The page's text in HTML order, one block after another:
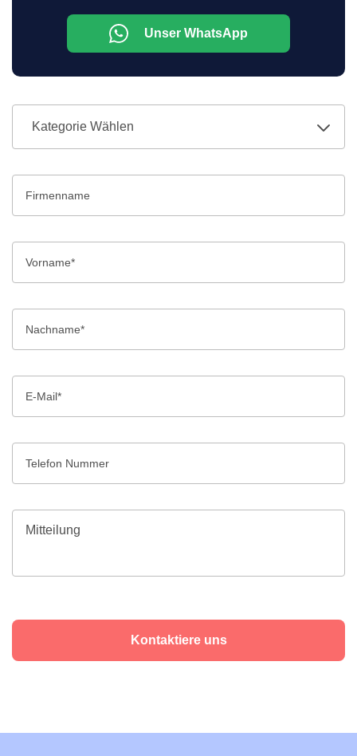
Unser WhatsApp
Kategorie Wählen
Kontaktiere uns